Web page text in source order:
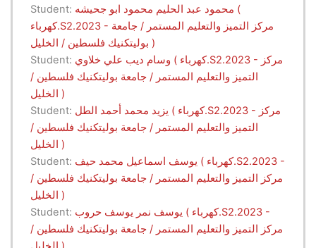
Student: محمود عبد الحليم محمود ابو جحيشه (
كهرباء.S2.2023 - مركز التميز والتعليم المستمر / جامعة
بوليتكنيك فلسطين / الخليل )
Student: وسام ديب علي خلاوي ( كهرباء.S2.2023 - مركز
التميز والتعليم المستمر / جامعة بوليتكنيك فلسطين /
الخليل )
Student: يزيد محمد أحمد الطل ( كهرباء.S2.2023 - مركز
التميز والتعليم المستمر / جامعة بوليتكنيك فلسطين /
الخليل )
Student: يوسف اسماعيل محمد حيف ( كهرباء.S2.2023 -
مركز التميز والتعليم المستمر / جامعة بوليتكنيك فلسطين /
الخليل )
Student: يوسف نمر يوسف حروب ( كهرباء.S2.2023 -
مركز التميز والتعليم المستمر / جامعة بوليتكنيك فلسطين /